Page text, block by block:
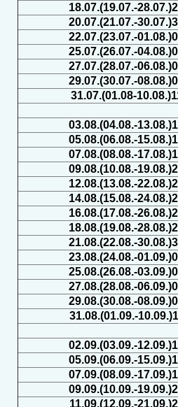
18.07.(19.07.-
20.07.(21.07.-
22.07.(23.07.-
25.07.(26.07.-
27.07.(28.07.-
29.07.(30.07.-
31.07.(01.08-
03.08.(04.08.-
05.08.(06.08.-
07.08.(08.08.-
09.08.(10.08.-
12.08.(13.08.-
14.08.(15.08.-
16.08.(17.08.-
18.08.(19.08.-
21.08.(22.08.-
23.08.(24.08.-
25.08.(26.08.-
27.08.(28.08.-
29.08.(30.08.-
31.08.(01.09.-
02.09.(03.09.-
05.09.(06.09.-
07.09.(08.09.-
09.09.(10.09.-
11.09.(12.09.-